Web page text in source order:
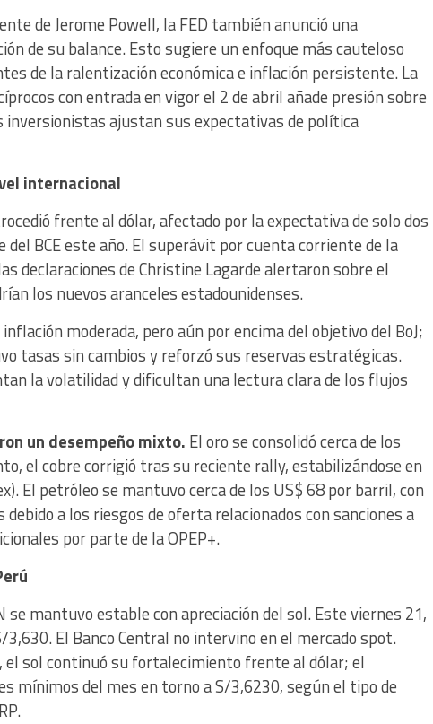
de Jerome Powell, la FED también anunció una
de su balance. Esto sugiere un enfoque más cauteloso
de la ralentización económica e inflación persistente. La
con entrada en vigor el 2 de abril añade presión sobre
inversionistas ajustan sus expectativas de política
internacional
frente al dólar, afectado por la expectativa de solo dos
BCE este año. El superávit por cuenta corriente de la
declaraciones de Christine Lagarde alertaron sobre el
los nuevos aranceles estadounidenses.
moderada, pero aún por encima del objetivo del BoJ;
tasas sin cambios y reforzó sus reservas estratégicas.
la volatilidad y dificultan una lectura clara de los flujos
un desempeño mixto. El oro se consolidó cerca de los
el cobre corrigió tras su reciente rally, estabilizándose en
El petróleo se mantuvo cerca de los US$ 68 por barril, con
a los riesgos de oferta relacionados con sanciones a
por parte de la OPEP+.
se mantuvo estable con apreciación del sol. Este viernes 21,
3,630. El Banco Central no intervino en el mercado spot.
sol continuó su fortalecimiento frente al dólar; el
mínimos del mes en torno a S/3,6230, según el tipo de